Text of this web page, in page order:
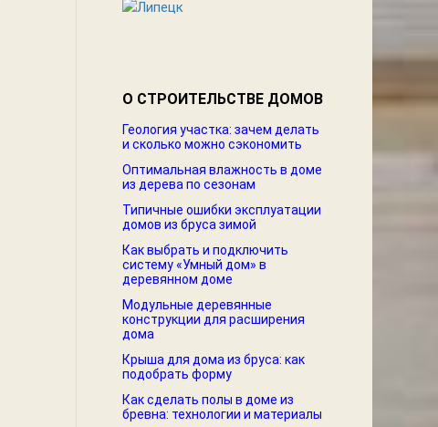
О СТРОИТЕЛЬСТВЕ ДОМОВ
Геология участка: зачем делать
и сколько можно сэкономить
Оптимальная влажность в доме
из дерева по сезонам
Типичные ошибки эксплуатации
домов из бруса зимой
Как выбрать и подключить
систему «Умный дом» в
деревянном доме
Модульные деревянные
конструкции для расширения
дома
Крыша для дома из бруса: как
подобрать форму
Как сделать полы в доме из
бревна: технологии и материалы